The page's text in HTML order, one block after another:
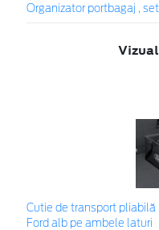
Organizator portbagaj ,
Cutie de transport
Ford alb pe ambele laturi